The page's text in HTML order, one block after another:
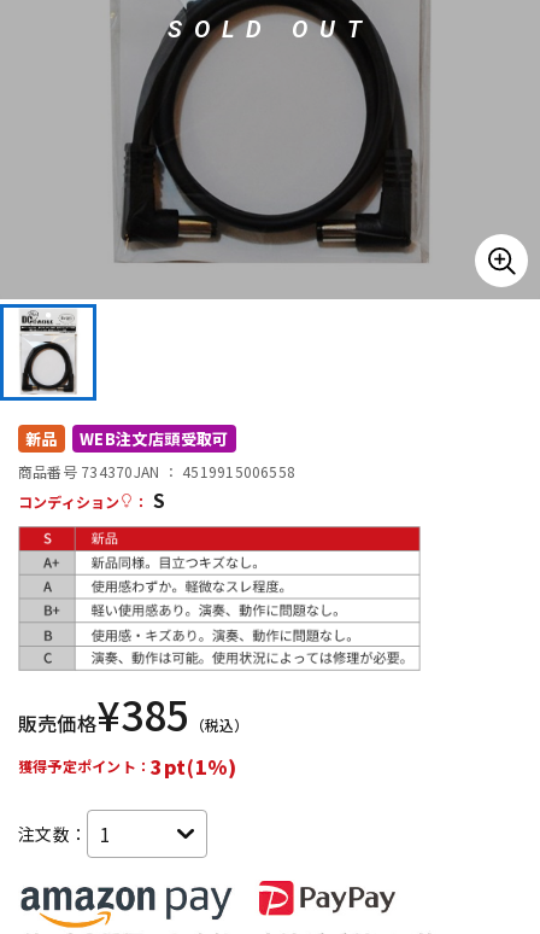
キーボード 電子ピアノ
管楽器 その他楽器
アンプ エフェクター
配信/ライブ機器
中古
SOLD OUT
新品 WEB注文店頭受取可
商品番号 734370JAN ： 4519915006558
コンディション
： S
販売価格¥385
（税込）
獲得予定ポイント：3pt(1%)
注文数：